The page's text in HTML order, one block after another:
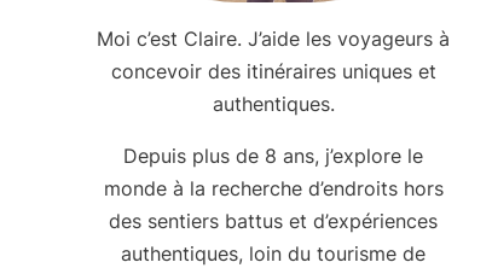
Moi c’est Claire. J’aide les voyageurs à
concevoir des itinéraires uniques et
authentiques.
Depuis plus de 8 ans, j’explore le
monde à la recherche d’endroits hors
des sentiers battus et d’expériences
authentiques, loin du tourisme de